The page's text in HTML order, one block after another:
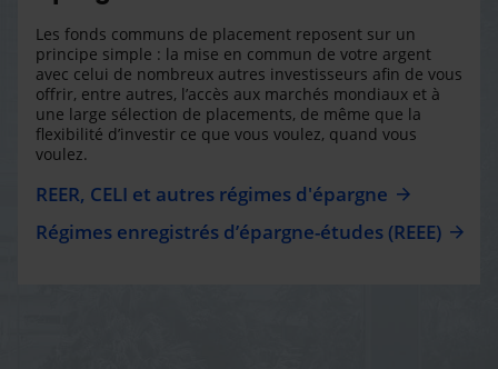
Les fonds communs de placement reposent sur un
principe simple : la mise en commun de votre argent
avec celui de nombreux autres investisseurs afin de vous
offrir, entre autres, l’accès aux marchés mondiaux et à
une large sélection de placements, de même que la
flexibilité d’investir ce que vous voulez, quand vous
voulez.
REER, CELI et autres régimes d'épargne
Régimes enregistrés d’épargne-études (REEE)